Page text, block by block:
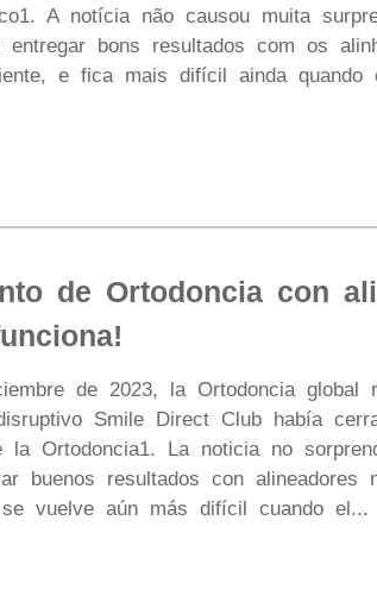
A notícia não causou muita
entregar bons resultados com os
e fica mais difícil ainda quando
de Ortodoncia con
de 2023, la Ortodoncia
Smile Direct Club había
la Ortodoncia1. La noticia no
buenos resultados con
vuelve aún más difícil cuando el...